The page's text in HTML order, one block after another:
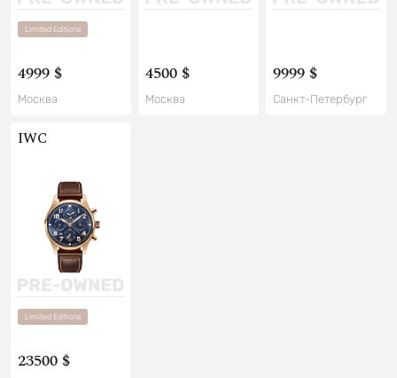
Limited Editions
4999 $
Москва
4500 $
Москва
9999 $
Санкт-Петербург
IWC
Limited Editions
23500 $